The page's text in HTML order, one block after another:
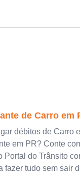
de Carro em
débitos de Carro
em PR? Conte
Portal do Trânsito
fazer tudo sem sair